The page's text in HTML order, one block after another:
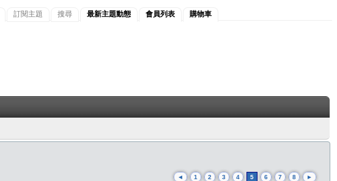
訂閱主題 搜尋 最新主題動態 會員列表 購物車
◄ 1 2 3 4 5 6 7 8 ►